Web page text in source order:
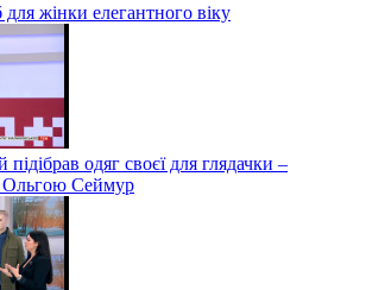
для жінки елегантного віку
одяг своєї для глядачки –
Ольгою Сеймур